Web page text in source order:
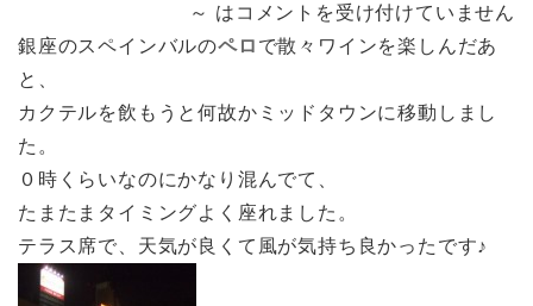
～ は コメントを受け付けていません
銀座のスペインバルのペロ で散々ワインを楽しんだあ
と、
カクテルを飲もうと何故かミッドタウンに移動しまし
た。
０時くらいなのにかなり混んでて、
たまたまタイミングよく座れました。
テラス席で、天気が良くて風が気持ち良かったです♪